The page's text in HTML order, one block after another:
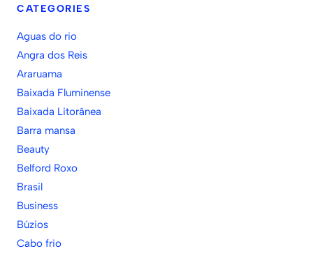
CATEGORIES
Aguas do rio
Angra dos Reis
Araruama
Baixada Fluminense
Baixada Litorânea
Barra mansa
Beauty
Belford Roxo
Brasil
Business
Búzios
Cabo frio